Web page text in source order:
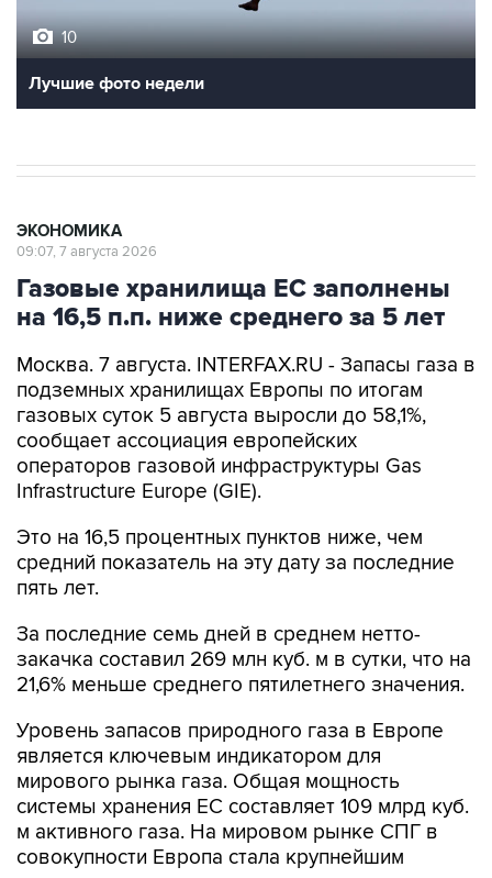
10
Лучшие фото недели
ЭКОНОМИКА
09:07, 7 августа 2026
Газовые хранилища ЕС заполнены
на 16,5 п.п. ниже среднего за 5 лет
Москва. 7 августа. INTERFAX.RU - Запасы газа в
подземных хранилищах Европы по итогам
газовых суток 5 августа выросли до 58,1%,
сообщает ассоциация европейских
операторов газовой инфраструктуры Gas
Infrastructure Europe (GIE).
Это на 16,5 процентных пунктов ниже, чем
средний показатель на эту дату за последние
пять лет.
За последние семь дней в среднем нетто-
закачка составил 269 млн куб. м в сутки, что на
21,6% меньше среднего пятилетнего значения.
Уровень запасов природного газа в Европе
является ключевым индикатором для
мирового рынка газа. Общая мощность
системы хранения ЕС составляет 109 млрд куб.
м активного газа. На мировом рынке СПГ в
совокупности Европа стала крупнейшим